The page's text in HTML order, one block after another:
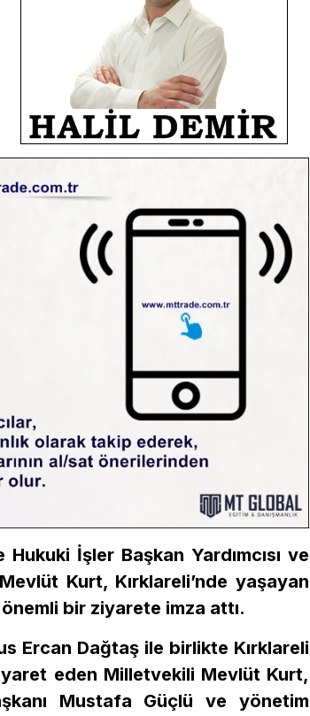
İşler Başkan Yardımcısı ve
Kurt, Kırklareli’nde yaşayan
bir ziyarete imza attı.
Ercan Dağtaş ile birlikte Kırklareli
eden Milletvekili Mevlüt Kurt,
Mustafa Güçlü ve yönetim